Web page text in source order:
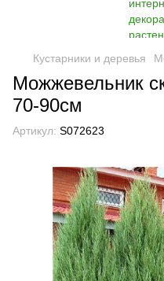
Кустарники и деревья
Можжевельник
70-90см
Артикул: S072623